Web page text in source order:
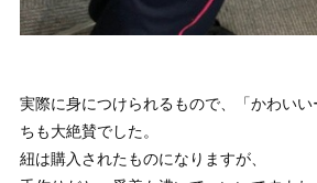
実際に身につけられるもので、「かわい
ちも大絶賛でした。
紐は購入されたものになりますが、